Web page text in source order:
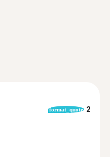
format_quote 2